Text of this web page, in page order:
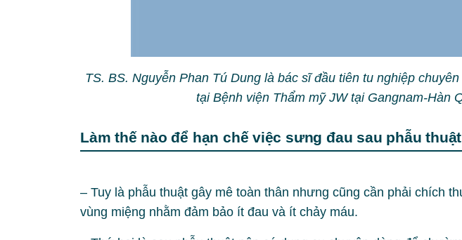
TS. BS. Nguyễn Phan Tú Dung là bác sĩ đầu tiên tu nghiệp
tại Bệnh viện Thẩm mỹ JW tại Gangnam-Hàn
Làm thế nào để hạn chế việc sưng đau sau phẫu
– Tuy là phẫu thuật gây mê toàn thân nhưng cũng cần phải chích
vùng miệng nhằm đảm bảo ít đau và ít chảy máu.